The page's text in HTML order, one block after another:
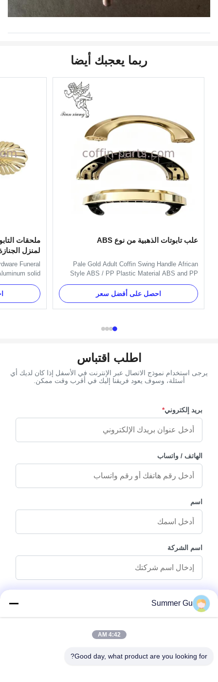
ربما يعجبك أيضا
علب تابوتات الذهبية من نوع ABS
Pale Gold Adult Coffin Swing Handle African
Style ABS / PP Plastic Material ABS and PP
Plastic Material Coffin Handle with Pale Gold
Specification Six pcs plastc as a set, and the
material is PP recycle. Item Name H9009-P1
Material Plastic (PP, ABS) Color Gold, silver,
احصل على أفضل سعر
ملحقات
لمنزل
Funeral
solid
with Luxury
the short
include 4pcs
handles. .
اطلب اقتباس
يرجى استخدام نموذج الاتصال عبر الإنترنت في الأسفل إذا كان لديك أي
أسئلة، وسوف يعود فريقنا إليك في أقرب وقت ممكن.
بريد إلكتروني*
الهاتف / واتساب
اسم
اسم الشركة
رسالة استفسار
Summer Gu
4:42 AM
Good day, what product are you looking for?